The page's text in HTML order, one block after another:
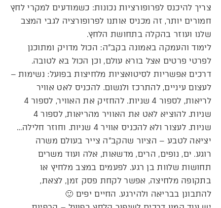
צריך להיכנס לפרופורציות נכונות: כשמודעים למקרי לחץ
חמורים יותר, זה מכניס אותנו לפרופורציה לגבי המצב
שלנו ועוזר בהקלה בתחושת הלחץ.
לימוד והעמקה באמונה בקב”ה: הכול מדויק ומתוכנן
לפרטי פרטים אצל בורא עולם, וכן הכול בא לטובה.
דרכים אפשריות לסיטואציות מלחיצות בפועל: נשימות –
לעצום עיניים, להתרכז ולנשום. להכניס לאט אוויר
לריאות, לספור 4 שניות. להחזיק את האוויר, לספור 4
שניות. להוציא לאט את האוויר מהריאות, לספור 4
שניות. לעצור ולא להכניס אוויר 4 שניות. וחוזר חלילה…
יציאה לטבע – הציור שהקב”ה צייר בעולם משרה
רוגע. ים, נופים, הרים, מדשאות, אלה ועוד משרים
תחושות שלוות בן רגע. לפעמים במצב מלחיץ או
בתקופה מלחיצה, אפשר לקחת פסק זמן, לצאת,
להתבונן בבריאה ולהירגע. החיים יפים 🙂